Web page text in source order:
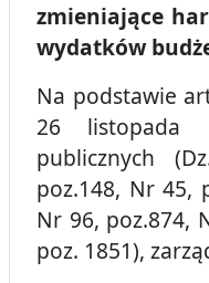
zmieniające
wydatków
Na podstawie
26 listopada
publicznych
poz.148, Nr 45,
Nr 96, poz.874,
poz. 1851),